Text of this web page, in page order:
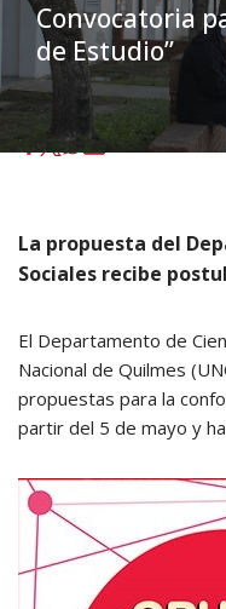
Convocatoria
de Estudio”
Inicio Noticias Ciencias
“Grupos de Estudio”
La propuesta del
Sociales recibe
El Departamento de
Nacional de Quilmes
propuestas para la
partir del 5 de mayo y